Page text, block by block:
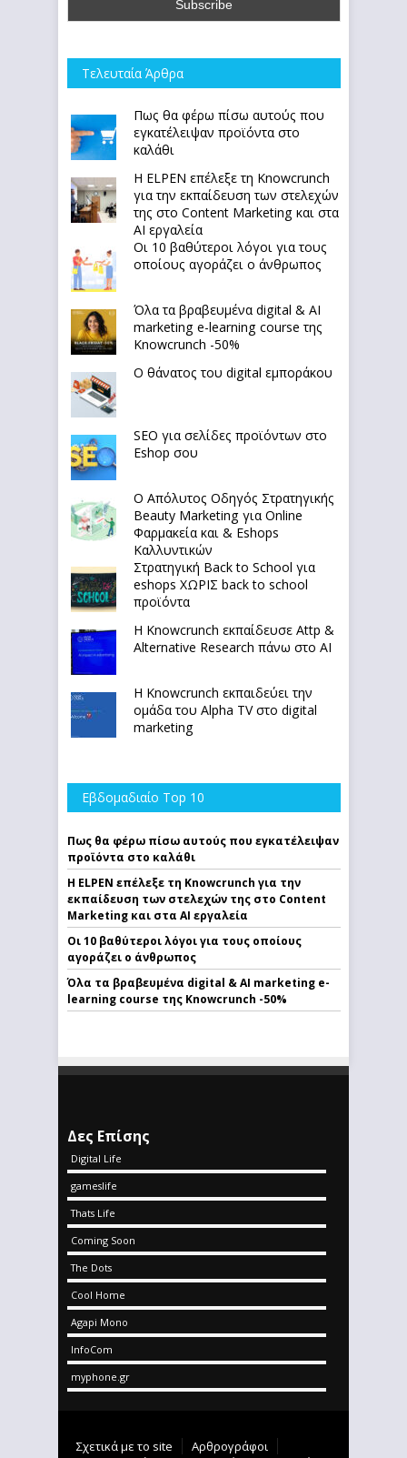
Τελευταία Άρθρα
Πως θα φέρω πίσω αυτούς που
εγκατέλειψαν προϊόντα στο
καλάθι
Η ELPEN επέλεξε τη Knowcrunch
για την εκπαίδευση των στελεχών
της στο Content Marketing και στα
AI εργαλεία
Οι 10 βαθύτεροι λόγοι για τους
οποίους αγοράζει ο άνθρωπος
Όλα τα βραβευμένα digital & AI
marketing e-learning course της
Knowcrunch -50%
Ο θάνατος του digital εμποράκου
SEO για σελίδες προϊόντων στο
Eshop σου
Ο Απόλυτoς Οδηγός Στρατηγικής
Beauty Marketing για Online
Φαρμακεία και & Eshops
Καλλυντικών
Στρατηγική Back to School για
eshops ΧΩΡΙΣ back to school
προϊόντα
Η Knowcrunch εκπαίδευσε Attp &
Alternative Research πάνω στο ΑΙ
Η Knowcrunch εκπαιδεύει την
ομάδα του Alpha TV στο digital
marketing
Εβδομαδιαίο Top 10
Πως θα φέρω πίσω αυτούς που εγκατέλειψαν
προϊόντα στο καλάθι
Η ELPEN επέλεξε τη Knowcrunch για την
εκπαίδευση των στελεχών της στο Content
Marketing και στα AI εργαλεία
Οι 10 βαθύτεροι λόγοι για τους οποίους
αγοράζει ο άνθρωπος
Όλα τα βραβευμένα digital & AI marketing e-
learning course της Knowcrunch -50%
Δες Επίσης
Digital Life
gameslife
Thats Life
Coming Soon
The Dots
Cool Home
Agapi Mono
InfoCom
myphone.gr
Σχετικά με το site
Αρθρογράφοι